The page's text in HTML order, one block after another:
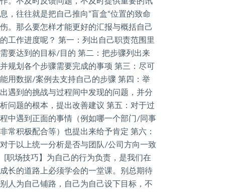
息，往往就是把自己推向”盲盒“位置的致命
伤。那么要怎样才能更好的汇报与概括自己
的工作进度呢？ 第一：列出自己职责范围里
需要达到的目标/目的 第二：把步骤列出来
并规划各个步骤需要完成的事项 第三：尽可
能用数据/案例去支持自己的步骤 第四：举
出遇到的挑战与过程间中发现的问题，并分
析问题的根本，提出改善建议 第五：对于过
程中遇到正面的事情（例如哪一个部门/同事
非常积极配合等）也提出来给予肯定 第六：
对于以上统一分析是否与团队/公司方向一致
[职场技巧】为自己的行为负责，是我们在
成长的道路上必须学会的一堂课。别总期待
别人为自己铺路，自己为自己设下目标，不